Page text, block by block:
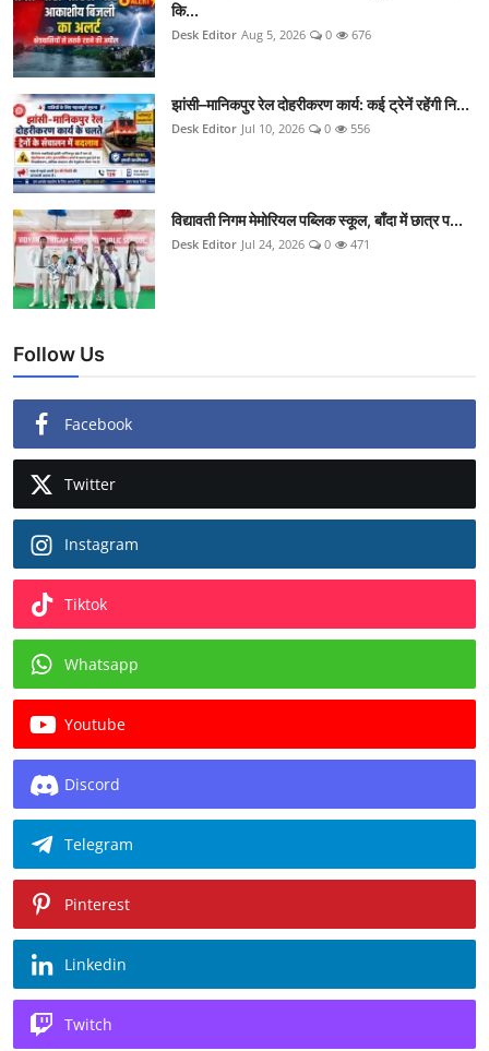
कि...
Desk Editor Aug 5, 2026 0 676
झांसी–मानिकपुर रेल दोहरीकरण कार्य: कई ट्रेनें रहेंगी नि...
Desk Editor Jul 10, 2026 0 556
विद्यावती निगम मेमोरियल पब्लिक स्कूल, बाँदा में छात्र प...
Desk Editor Jul 24, 2026 0 471
Follow Us
Facebook
Twitter
Instagram
Tiktok
Whatsapp
Youtube
Discord
Telegram
Pinterest
Linkedin
Twitch